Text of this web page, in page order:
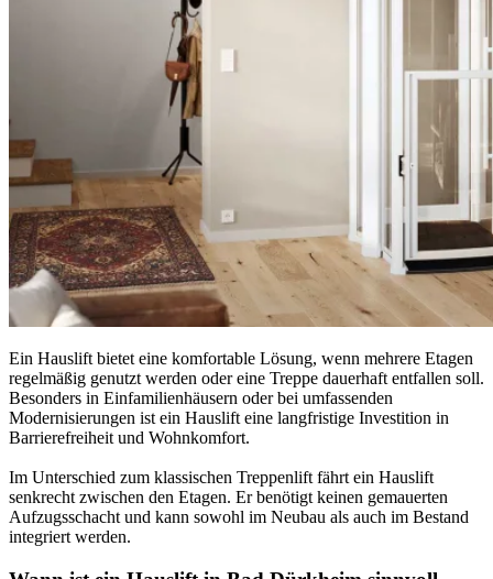
Ein Hauslift bietet eine komfortable Lösung, wenn mehrere Etagen
regelmäßig genutzt werden oder eine Treppe dauerhaft entfallen soll.
Besonders in Einfamilienhäusern oder bei umfassenden
Modernisierungen ist ein Hauslift eine langfristige Investition in
Barrierefreiheit und Wohnkomfort.
Im Unterschied zum klassischen Treppenlift fährt ein Hauslift
senkrecht zwischen den Etagen. Er benötigt keinen gemauerten
Aufzugsschacht und kann sowohl im Neubau als auch im Bestand
integriert werden.